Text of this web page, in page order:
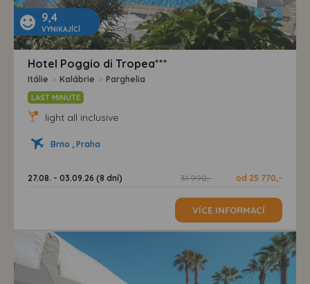
9,4
VYNIKAJÍCÍ
Hotel Poggio di Tropea***
Itálie > Kalábrie > Parghelia
LAST MINUTE
light all inclusive
Brno , Praha
27.08. - 03.09.26 (8 dní) 31 990,- od 25 770,-
VÍCE INFORMACÍ